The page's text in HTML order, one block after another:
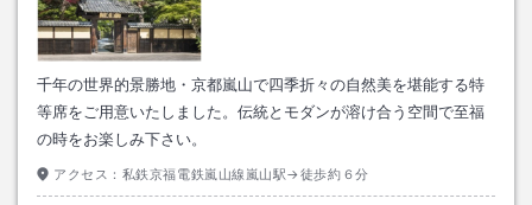
千年の世界的景勝地・京都嵐山で四季折々の自然美を堪能する特
等席をご用意いたしました。伝統とモダンが溶け合う空間で至福
の時をお楽しみ下さい。
アクセス： 私鉄京福電鉄嵐山線嵐山駅→徒歩約６分